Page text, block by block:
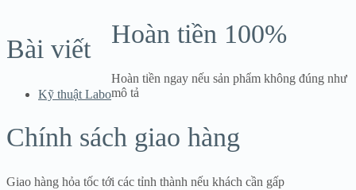
Bài viết
Kỹ thuật Labo
Hoàn tiền 100%
Hoàn tiền ngay nếu sản phẩm không đúng như
mô tả
Chính sách giao hàng
Giao hàng hỏa tốc tới các tỉnh thành nếu khách cần gấp